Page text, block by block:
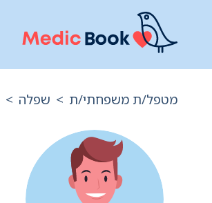
מטפל/ת משפחתי/ת > שפלה >